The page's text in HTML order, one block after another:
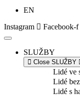
EN
Instagram
Facebook-f
SLUŽBY
Close SLUŽBY
Lidé ve
Lidé
Lidé s